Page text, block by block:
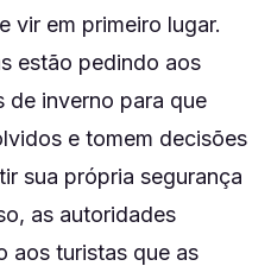
vir em primeiro lugar.
estão pedindo aos
de inverno para que
e tomem decisões
sua própria segurança
as autoridades
aos turistas que as